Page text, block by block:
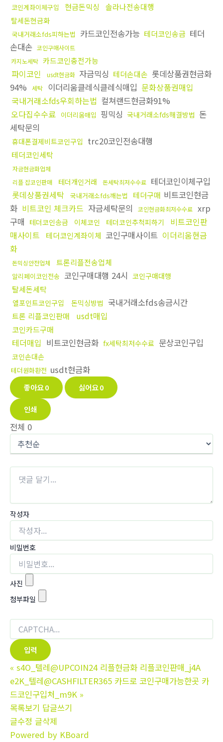
코인계좌이체구입 현금돈믹싱 솔라나전송대행
탈세돈현금화
국내거래소fds피하는법 카드코인전송가능 테더코인송금 테더
손대손 코인구매사이트
카지노세탁 카드코인충전가능
파이코인 usdt현금화 자금믹싱 테더손대손 롯데상품권현금화
94%
세탁 이더리움클레식클레식매입 문화상품권매입
국내거래소fds우회하는법 컬쳐랜드현금화91%
오다집수수료 이더리움매입 핑믹싱 국내거래소fds해결방법 돈
세탁문의
휴대폰결제비트코인구입 trc20코인전송대행
테더코인세탁
자금현금화업체
리플 잡코인판매
테더개인거래 돈세탁최저수수료 테더코인이체구입
롯데상품권세탁
국내거래소fds깨는법 테더구매 비트코인현금
화 비트코인 체크카드 자금세탁문의 코인현금화최저수수료 xrp
구매 테더코인송금 이체코인 테더코인추척피하기
비트코인판
매사이트
테더코인계좌이체 코인구매사이트 이더리움현금
화
돈믹싱안전업체 트론리플전송업체
알리페이코인전송 코인구매대행 24시 코인구매대행
탈세돈세탁
엘포인트코인구입 돈믹싱방법 국내거래소fds송금시간
트론 리플코인판매 usdt매입
코인카드구매
테더매입 비트코인현금화 fx세탁최저수수료 문상코인구입
코인손대손
테더원화환전 usdt현금화
좋아요0 싫어요0
인쇄
전체 0
작성자
비밀번호
사진
첨부파일
« s4O_텔레@UPCOIN24 리플현금화 리플코인판매_j4A
e2K_텔레@CASHFILTER365 카드로 코인구매가능한곳 카
드코인구입처_m9K »
목록보기 답글쓰기
글수정 글삭제
Powered by KBoard